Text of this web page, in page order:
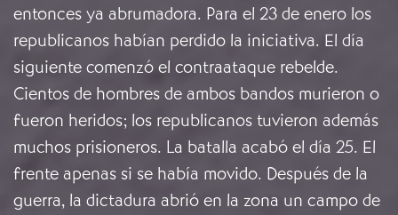
entonces ya abrumadora. Para el 23 de enero los
republicanos habían perdido la iniciativa. El día
siguiente comenzó el contraataque rebelde.
Cientos de hombres de ambos bandos murieron o
fueron heridos; los republicanos tuvieron además
muchos prisioneros. La batalla acabó el día 25. El
frente apenas si se había movido. Después de la
guerra, la dictadura abrió en la zona un campo de